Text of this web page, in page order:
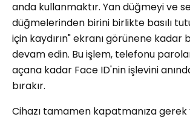
anda kullanmaktır. Yan düğmeyi ve
düğmelerinden birini birlikte basılı
için kaydırın" ekranı görünene kadar
devam edin. Bu işlem, telefonu
açana kadar Face ID'nin işlevini
bırakır.
Cihazı tamamen kapatmanıza gerek